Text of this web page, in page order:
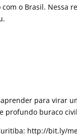
o Brasil. Nessa
para virar
profundo buraco
http://bit.ly/